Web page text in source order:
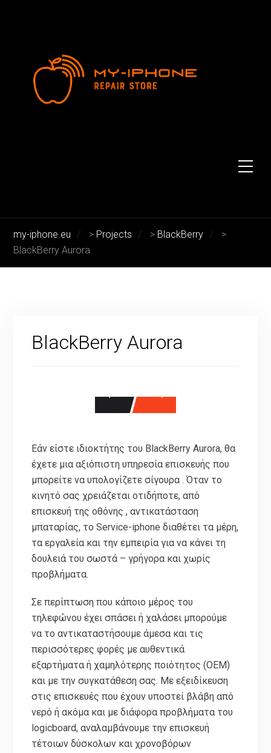
my-iphone.eu > Projects > BlackBerry
>
BlackBerry Aurora
BlackBerry Aurora
Εάν είστε ιδιοκτήτης του BlackBerry Aurora, θα
έχετε μια αξιόπιστη υπηρεσία επισκευής που
μπορείτε να υπολογίζετε σίγουρα . Όταν το
κινητό σας χρειάζεται οτιδήποτε, από
επισκευή της οθόνης , αντικατάσταση
μπαταρίας, το Service-iphone διαθέτει τα μέρη,
τα εργαλεία και την εμπειρία για να κάνει τη
δουλειά του σωστά – γρήγορα και χωρίς
προβλήματα.
Σε περίπτωση που κάποιο μέρος του
τηλεφώνου έχει σπάσει ή χαλάσει μπορούμε
να το αντικαταστήσουμε άμεσα και τις
περισσότερες φορές με αυθεντικά
εξαρτήματα ή χαμηλότερης ποιότητος (ΟΕΜ)
και με την συγκατάθεση σας. Με εξειδίκευση
στις επισκευές που έχουν υποστεί βλάβη από
νερό ή ακόμα και με διάφορα προβλήματα του
logicboard, αναλαμβάνουμε την επισκευή
τέτοιων δύσκολων και χρονοβόρων